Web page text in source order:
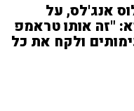
אנג'לס, על
"זה אותו טראמפ
ולקח את כל